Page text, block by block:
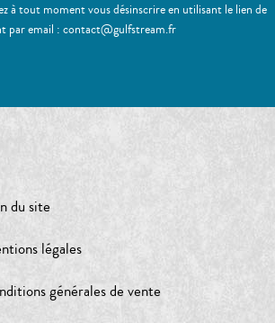
à tout moment vous désinscrire en utilisant le lien de
par email : contact@gulfstream.fr
du site
légales
générales de vente